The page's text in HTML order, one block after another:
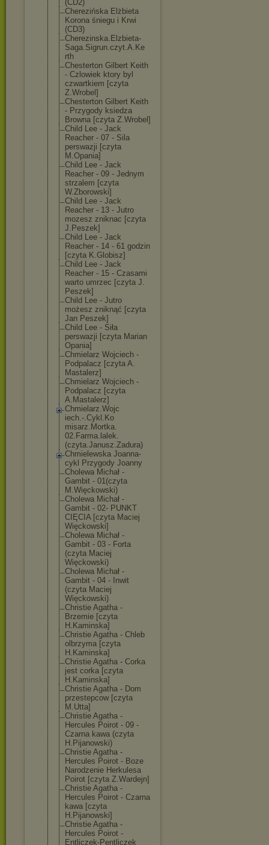
(CD2)
Cherezińska Elżbieta
Korona śniegu i Krwi
(CD3)
Cherezinska.El zbieta-
Saga.Sigrun.czyt.A.Ke
rth
Chesterton Gilbert Keith
- Czlowiek ktory byl
czwartkiem [czyta
Z.Wrobel]
Chesterton Gilbert Keith
- Przygody ksiedza
Browna [czyta Z.Wrobel]
Child Lee - Jack
Reacher - 07 - Sila
perswazji [czyta
M.Opania]
Child Lee - Jack
Reacher - 09 - Jednym
strzalem [czyta
W.Zborowski]
Child Lee - Jack
Reacher - 13 - Jutro
mozesz zniknac [czyta
J.Peszek]
Child Lee - Jack
Reacher - 14 - 61 godzin
[czyta K.Globisz]
Child Lee - Jack
Reacher - 15 - Czasami
warto umrzec [czyta J.
Peszek]
Child Lee - Jutro
możesz zniknąć [czyta
Jan Peszek]
Child Lee - Siła
perswazji [czyta Marian
Opania]
Chmielarz Wojciech -
Podpalacz [czyta A.
Mastalerz]
Chmielarz Wojciech -
Podpalacz [czyta
A.Mastalerz]
Chmielarz.Wojc
iech.-.Cykl.Ko
misarz.Mortka.
02.Farma.lalek.
(czyta.Janusz.Zadura)
Chmielewska Joanna-
cykl Przygody Joanny
Cholewa Michał -
Gambit - 01(czyta
M.Więckowski)
Cholewa Michał -
Gambit - 02- PUNKT
CIĘCIA [czyta Maciej
Więckowski]
Cholewa Michał -
Gambit - 03 - Forta
(czyta Maciej
Więckowski)
Cholewa Michał -
Gambit - 04 - Inwit
(czyta Maciej
Więckowski)
Christie Agatha -
Brzemie [czyta
H.Kaminska]
Christie Agatha - Chleb
olbrzyma [czyta
H.Kaminska]
Christie Agatha - Corka
jest corka [czyta
H.Kaminska]
Christie Agatha - Dom
przestepcow [czyta
M.Utta]
Christie Agatha -
Hercules Poirot - 09 -
Czarna kawa (czyta
H.Pijanowski)
Christie Agatha -
Hercules Poirot - Boze
Narodzenie Herkulesa
Poirot [czyta Z.Wardejn]
Christie Agatha -
Hercules Poirot - Czarna
kawa [czyta
H.Pijanowski]
Christie Agatha -
Hercules Poirot -
Entliczek-Pent liczek